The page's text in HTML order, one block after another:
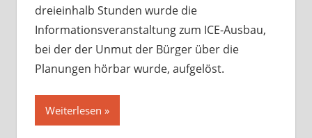
dreieinhalb Stunden wurde die
Informationsveranstaltung zum ICE-Ausbau,
bei der der Unmut der Bürger über die
Planungen hörbar wurde, aufgelöst.
Weiterlesen